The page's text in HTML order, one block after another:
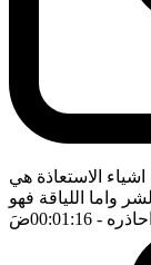
اشياء الاستعاذة هي
واما اللياقة فهو
- 00:01:16 ضَ